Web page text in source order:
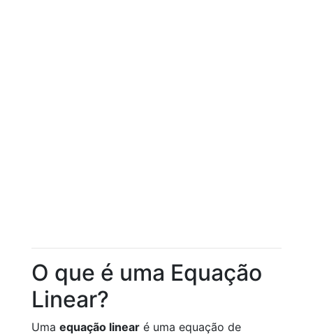
O que é uma Equação
Linear?
Uma equação linear é uma equação de